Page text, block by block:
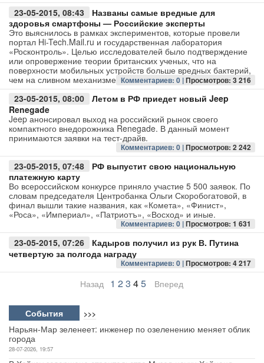
23-05-2015, 08:43
Названы самые вредные для
здоровья смартфоны — Российские эксперты
Это выяснилось в рамках экспериментов, которые провели
портал Hi-Tech.Mail.ru и государственная лаборатория
«Росконтроль». Целью исследователей было подтверждение
или опровержение теории британских ученых, что на
поверхности мобильных устройств больше вредных бактерий,
чем на сливном механизме Комментариев: 0 |Просмотров: 3 216
23-05-2015, 08:00
Летом в РФ приедет новый Jeep
Renegade
Jeep анонсировал выход на российский рынок своего
компактного внедорожника Renegade. В данный момент
принимаются заявки на тест-драйв.
Комментариев: 0 |Просмотров: 2 242
23-05-2015, 07:48
РФ выпустит свою национальную
платежную карту
Во всероссийском конкурсе приняло участие 5 500 заявок. По
словам председателя Центробанка Ольги Скоробогатовой, в
финал вышли такие названия, как «Комета», «Финист»,
«Роса», «Империал», «Патриотъ», «Восход» и иные.
Комментариев: 0 |Просмотров: 1 631
23-05-2015, 07:26
Кадыров получил из рук В. Путина
четвертую за полгода награду
Комментариев: 0 |Просмотров: 4 217
Назад 1 2 3 45 Вперед
События >>>
Нарьян-Мар зеленеет: инженер по озеленению меняет облик
города
28-07-2026, 19:57